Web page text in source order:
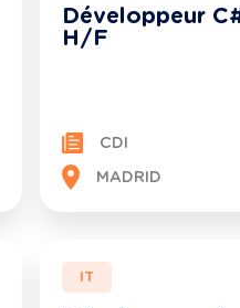
Développeur
H/F
CDI
MADRID
IT